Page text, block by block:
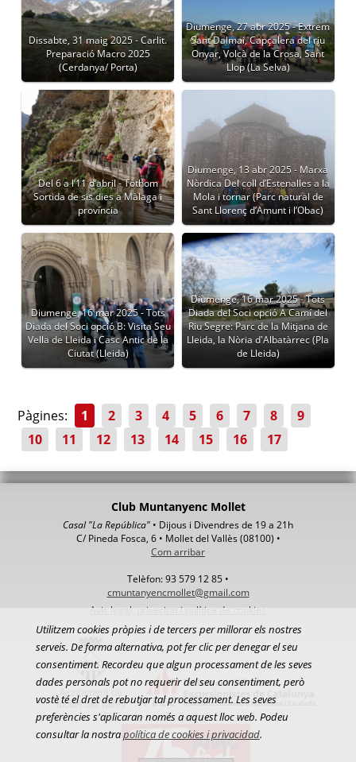
Dissabte, 31 maig 2025 - Carlit.
Preparació Macro 2025
(Cerdanya/ Porta)
Diumenge, 27 abr 2025 - Extrem
Sant Dalmai, Capçalera del riu
Onyar, Volcà de la Crosa, Sant
Llop (La Selva)
Del 6 a l’11 d’abril - Tothom
Sortida de sis dies a Màlaga i
província
Diumenge, 13 abr 2025 - Marxa
Nòrdica Del coll d’Estenalles a la
Mola i tornar (Parc natural de
Sant Llorenç d’Amunt i l’Obac)
Diumenge, 16 mar 2025 - Tots
Diada del Soci opció B: Visita Seu
Vella de Lleida i Casc Antic de la
Ciutat (Lleida)
Diumenge, 16 mar 2025 - Tots
Diada del Soci opció A Camí del
Riu Segre: Parc de la Mitjana de
Lleida, la Nòria d'Albatàrrec (Pla
de Lleida)
Pàgines: 1 2 3 4 5 6 7 8
9
10
11 12 13 14 15 16 17
Club Muntanyenc Mollet
Casal "La República" • Dijous i Divendres de 19 a 21h
C/ Pineda Fosca, 6 • Mollet del Vallès (08100) •
Com arribar
Telèfon: 93 579 12 85 •
cmuntanyencmollet@gmail.com
Avis legal, privacitat i política de cookies
Utilitzem cookies pròpies i de tercers per millorar els nostres
serveis. De forma alternativa, pot fer clic per denegar el seu
consentiment. Recordeu que algun processament de les seves
dades personals pot no requerir del seu consentiment, però
vostè té el dret de rebutjar tal processament. Les seves
preferències s'aplicaran només a aquest lloc web. Podeu
consultar la nostrapolítica de cookies i privacidad.